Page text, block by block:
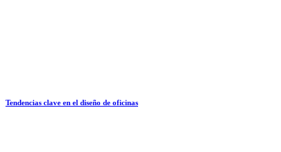
Tendencias clave en el diseño de oficinas